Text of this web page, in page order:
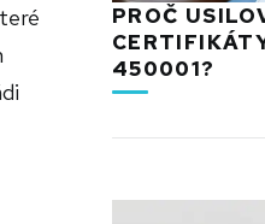
PROČ
450001?